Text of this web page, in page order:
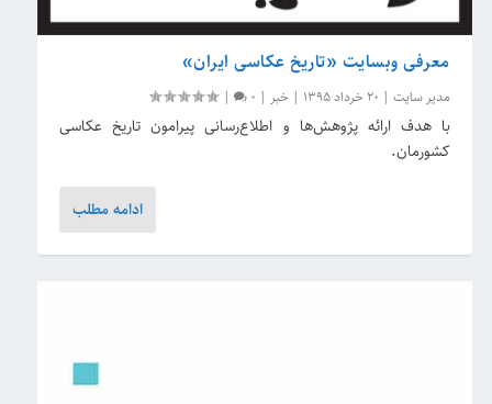
معرفی وبسایت «تاریخ عکاسی ایران»
مدیر سایت | 20 خرداد 1395 | خبر |
0
|
با هدف ارائه پژوهش‌ها و اطلاع‌رسانی پیرامون تاریخ عکاسی
کشورمان.
ادامه مطلب